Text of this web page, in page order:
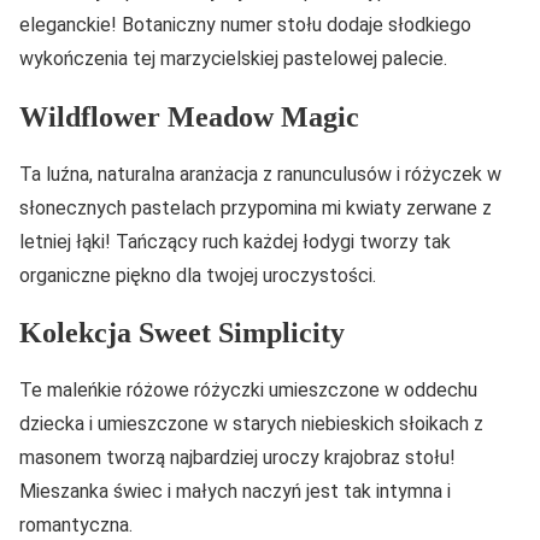
eleganckie! Botaniczny numer stołu dodaje słodkiego
wykończenia tej marzycielskiej pastelowej palecie.
Wildflower Meadow Magic
Ta luźna, naturalna aranżacja z ranunculusów i różyczek w
słonecznych pastelach przypomina mi kwiaty zerwane z
letniej łąki! Tańczący ruch każdej łodygi tworzy tak
organiczne piękno dla twojej uroczystości.
Kolekcja Sweet Simplicity
Te maleńkie różowe różyczki umieszczone w oddechu
dziecka i umieszczone w starych niebieskich słoikach z
masonem tworzą najbardziej uroczy krajobraz stołu!
Mieszanka świec i małych naczyń jest tak intymna i
romantyczna.